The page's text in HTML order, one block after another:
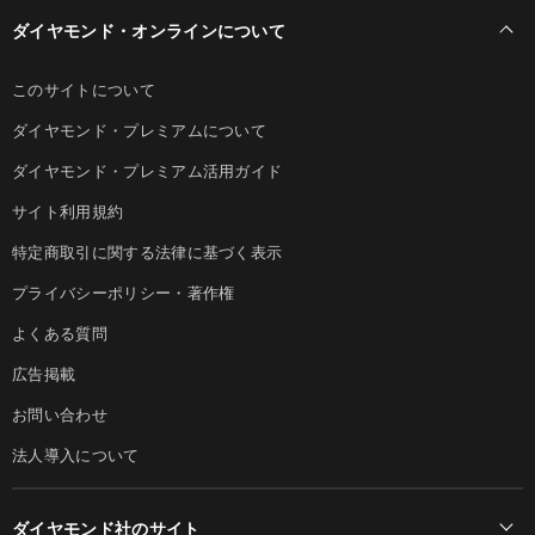
ダイヤモンド・オンラインについて
このサイトについて
ダイヤモンド・プレミアムについて
ダイヤモンド・プレミアム活用ガイド
サイト利用規約
特定商取引に関する法律に基づく表示
プライバシーポリシー・著作権
よくある質問
広告掲載
お問い合わせ
法人導入について
ダイヤモンド社のサイト